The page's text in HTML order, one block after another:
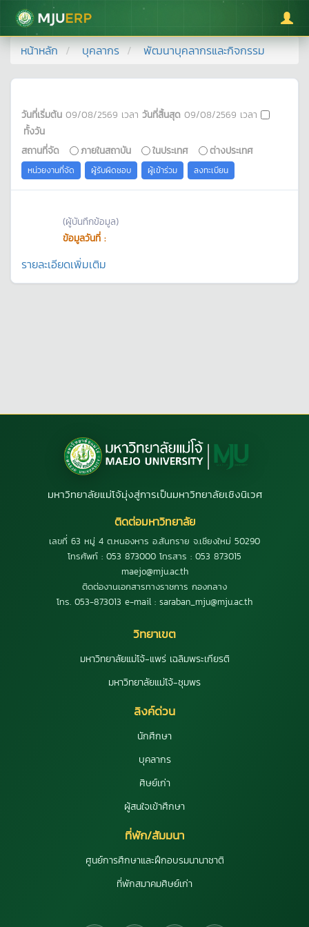
มหาวิทยาลัยแม่โจ้
หน้าหลัก บุคลากร พัฒนาบุคลากรและกิจกรรม
วันที่เริ่มต้น 09/08/2569 เวลา วันที่สิ้นสุด 09/08/2569 เวลา
ทั้งวัน
สถานที่จัด
ภายในสถาบัน ในประเทศ ต่างประเทศ
หน่วยงานที่จัด ผู้รับผิดชอบ ผู้เข้าร่วม ลงทะเบียน
(ผู้บันทึกข้อมูล)
ข้อมูลวันที่ :
รายละเอียดเพิ่มเติม
มหาวิทยาลัยแม่โจ้มุ่งสู่การเป็นมหาวิทยาลัยเชิงนิเวศ
ติดต่อมหาวิทยาลัย
เลขที่ 63 หมู่ 4 ต.หนองหาร อ.สันทราย จ.เชียงใหม่ 50290
โทรศัพท์ : 053 873000 โทรสาร : 053 873015
maejo@mju.ac.th
ติดต่องานเอกสารทางราชการ กองกลาง
โทร. 053-873013 e-mail : saraban_mju@mju.ac.th
วิทยาเขต
มหาวิทยาลัยแม่โจ้-แพร่ เฉลิมพระเกียรติ
มหาวิทยาลัยแม่โจ้-ชุมพร
ลิงค์ด่วน
นักศึกษา
บุคลากร
ศิษย์เก่า
ผู้สนใจเข้าศึกษา
ที่พัก/สัมมนา
ศูนย์การศึกษาและฝึกอบรมนานาชาติ
ที่พักสมาคมศิษย์เก่า